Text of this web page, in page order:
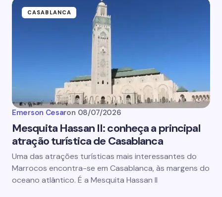
CASABLANCA
Emerson Cesaron 08/07/2026
Mesquita Hassan II: conheça a principal
atração turística de Casablanca
Uma das atrações turísticas mais interessantes do
Marrocos encontra-se em Casablanca, às margens do
oceano atlântico. É a Mesquita Hassan II